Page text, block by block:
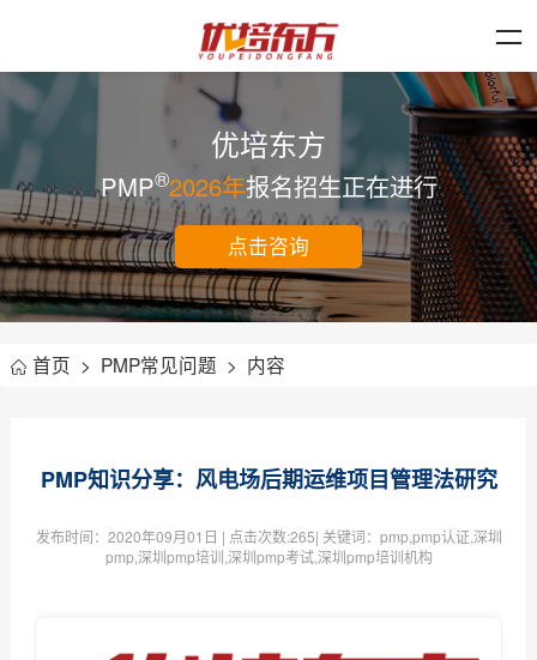
优培东方
PMP®2026年报名招生正在进行
点击咨询
首页 > PMP常见问题 > 内容
PMP知识分享：风电场后期运维项目管理法研究
发布时间： 2020年09月01日 | 点击次数:265| 关键词：pmp,pmp认证,深圳
pmp,深圳pmp培训,深圳pmp考试,深圳pmp培训机构